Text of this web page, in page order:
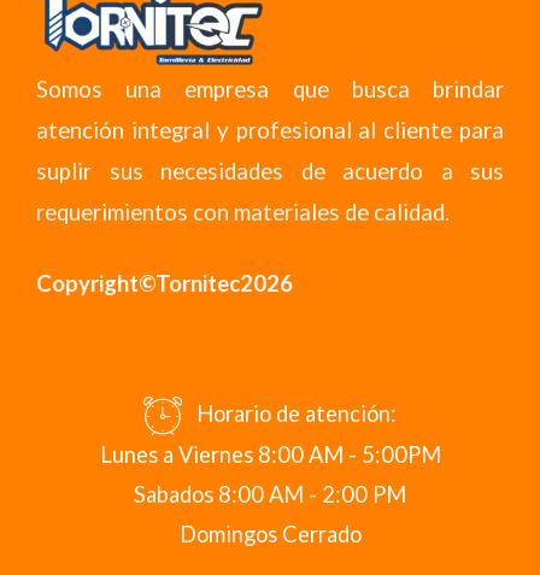
Somos una empresa que busca brindar
atención integral y profesional al cliente para
suplir sus necesidades de acuerdo a sus
requerimientos con materiales de calidad.
Copyright©Tornitec2026
Horario de atención:
Lunes a Viernes 8:00 AM - 5:00PM
Sabados 8:00 AM - 2:00 PM
Domingos Cerrado